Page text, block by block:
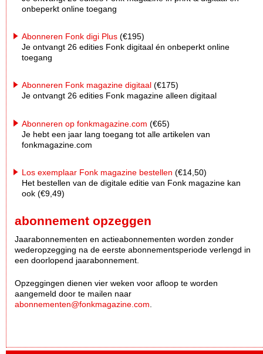
onbeperkt online toegang
Abonneren Fonk digi Plus (€195)
Je ontvangt 26 edities Fonk digitaal én onbeperkt online
toegang
Abonneren Fonk magazine digitaal (€175)
Je ontvangt 26 edities Fonk magazine alleen digitaal
Abonneren op fonkmagazine.com (€65)
Je hebt een jaar lang toegang tot alle artikelen van
fonkmagazine.com
Los exemplaar Fonk magazine bestellen (€14,50)
Het bestellen van de digitale editie van Fonk magazine kan
ook (€9,49)
abonnement opzeggen
Jaarabonnementen en actieabonnementen worden zonder
wederopzegging na de eerste abonnementsperiode verlengd in
een doorlopend jaarabonnement.
Opzeggingen dienen vier weken voor afloop te worden
aangemeld door te mailen naar
abonnementen@fonkmagazine.com